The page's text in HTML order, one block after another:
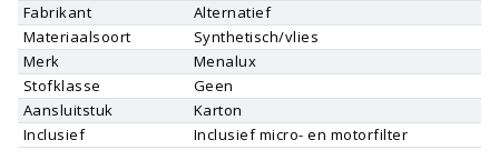
Fabrikant
Alternatief
Materiaalsoort
Synthetisch/vlies
Merk
Menalux
Stofklasse
Geen
Aansluitstuk
Karton
Inclusief
Inclusief micro- en motorfilter